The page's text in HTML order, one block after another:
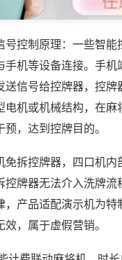
号控制原理：一些智能
手机等设备连接。手机
送信号给控牌器，控牌
电机或机械结构，在麻
，达到控牌目的。
免拆控牌器，四口机内
控牌器无法介入洗牌流
，产品适配演示机为特
，属于虚假营销。